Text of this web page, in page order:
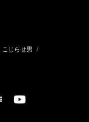
こじらせ男 /